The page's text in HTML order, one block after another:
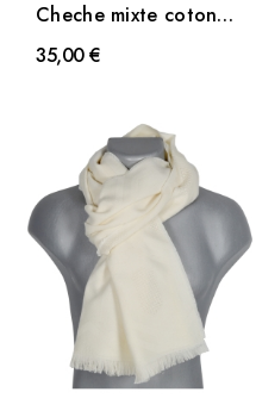
Cheche mixte coton
bio Dobby bleu
35,00 €